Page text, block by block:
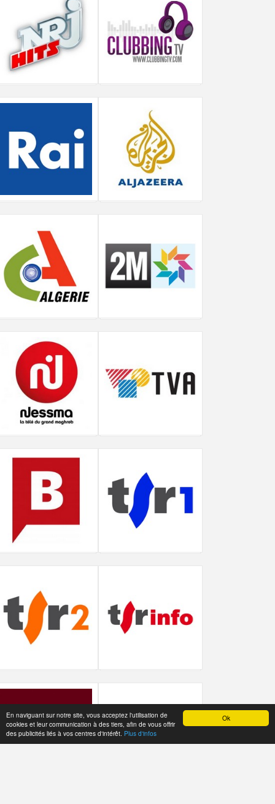
Ok
En naviguant sur notre site, vous acceptez l'utilisation de
cookies et leur communication à des tiers, afin de vous offrir
des publicités liés à vos centres d'intérêt. Plus d'infos